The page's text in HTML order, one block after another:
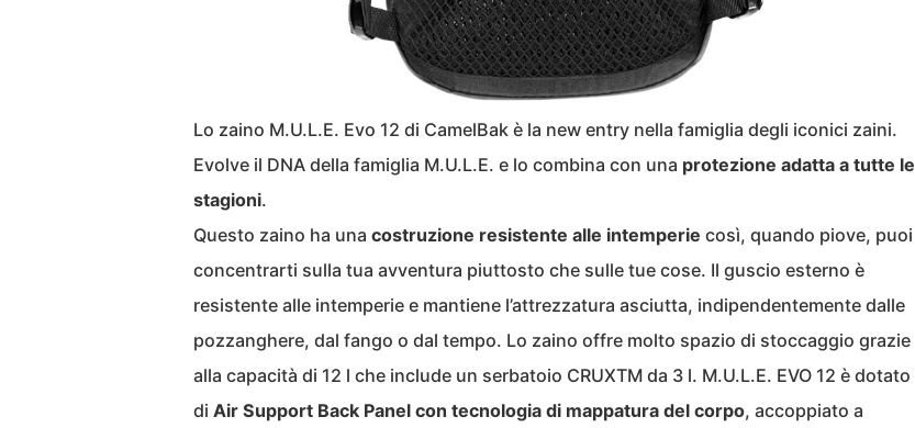
Lo zaino M.U.L.E. Evo 12 di CamelBak è la new entry nella famiglia degli iconici zaini.
Evolve il DNA della famiglia M.U.L.E. e lo combina con una protezione adatta a tutte le
stagioni.
Questo zaino ha una costruzione resistente alle intemperie così, quando piove, puoi
concentrarti sulla tua avventura piuttosto che sulle tue cose. Il guscio esterno è
resistente alle intemperie e mantiene l’attrezzatura asciutta, indipendentemente dalle
pozzanghere, dal fango o dal tempo. Lo zaino offre molto spazio di stoccaggio grazie
alla capacità di 12 l che include un serbatoio CRUXTM da 3 l. M.U.L.E. EVO 12 è dotato
di Air Support Back Panel con tecnologia di mappatura del corpo, accoppiato a